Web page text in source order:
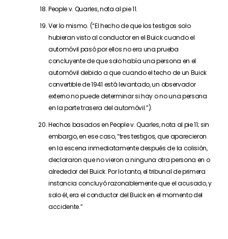
People v. Quarles, nota al pie 11.
Ver lo mismo. (“El hecho de que los testigos solo
hubieran visto al conductor en el Buick cuando el
automóvil pasó por ellos no era una prueba
concluyente de que solo había una persona en el
automóvil debido a que cuando el techo de un Buick
convertible de 1941 está levantado, un observador
externo no puede determinar si hay o no una persona
en la parte trasera del automóvil.”).
Hechos basados en People v. Quarles, nota al pie 11; sin
embargo, en ese caso, “tres testigos, que aparecieron
en la escena inmediatamente después de la colisión,
declararon que no vieron a ninguna otra persona en o
alrededor del Buick. Por lo tanto, el tribunal de primera
instancia concluyó razonablemente que el acusado, y
solo él, era el conductor del Buick en el momento del
accidente.”